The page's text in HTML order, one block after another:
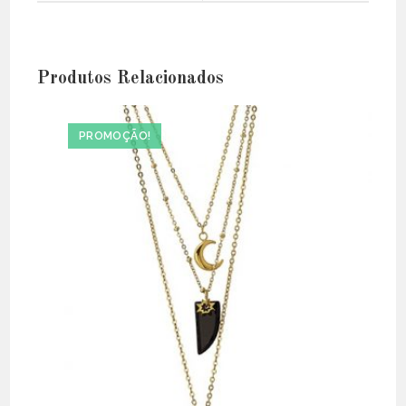
Produtos Relacionados
PROMOÇÃO!